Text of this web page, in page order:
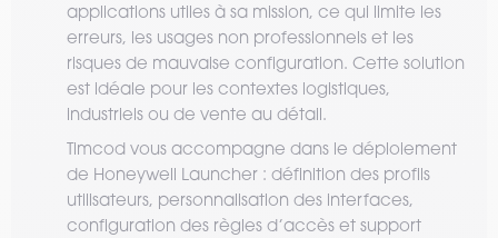
applications utiles à sa mission, ce qui limite les
erreurs, les usages non professionnels et les
risques de mauvaise configuration. Cette solution
est idéale pour les contextes logistiques,
industriels ou de vente au détail.
Timcod vous accompagne dans le déploiement
de Honeywell Launcher : définition des profils
utilisateurs, personnalisation des interfaces,
configuration des règles d’accès et support